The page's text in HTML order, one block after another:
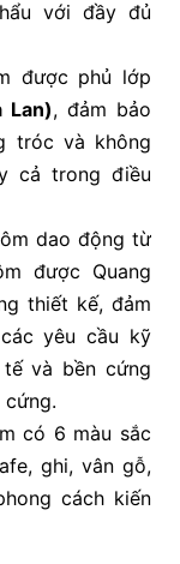
với đầy đủ
được phủ lớp
Lan), đảm bảo
tróc và không
cả trong điều
dao động từ
được Quang
thiết kế, đảm
yêu cầu kỹ
và bền cứng
có 6 màu sắc
ghi, vân gỗ,
cách kiến